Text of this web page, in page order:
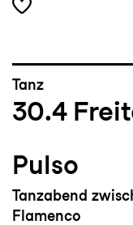
Tanz
30.4
Pulso
Tanzabend
Flamenco